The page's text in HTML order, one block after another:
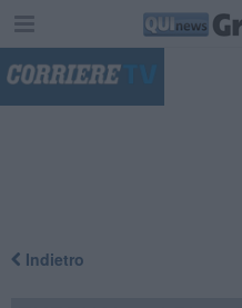
Indietro